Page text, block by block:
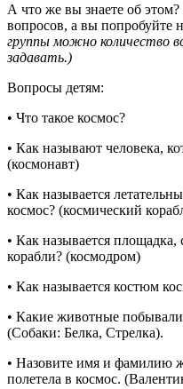
А что же вы знаете об
вопросов, а вы попробуйте
группы можно количество
задавать.)
Вопросы детям:
• Что такое космос?
• Как называют человека,
(космонавт)
• Как называется
космос? (космический
• Как называется площадка,
корабли? (космодром)
• Как называется костюм
• Какие животные
(Собаки: Белка, Стрелка).
• Назовите имя и фамилию
полетела в космос.